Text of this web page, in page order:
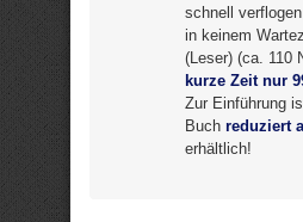
schnell
in keinem
(Leser) (ca. 110
kurze Zeit nur
Zur Einführung
Buch reduziert
erhältlich!